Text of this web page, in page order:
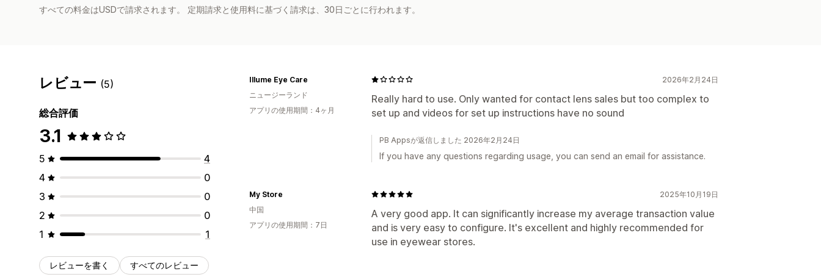
すべての料金はUSDで請求されます。 定期請求と使用料に基づく請求は、30日ごとに行われます。
レビュー (5)
総合評価
3.1
5
4
4
0
3
0
2
0
1
1
レビューを書く すべてのレビュー
2026年2月24日
Really hard to use. Only wanted for contact lens sales but too complex to
set up and videos for set up instructions have no sound
Illume Eye Care
ニュージーランド
アプリの使用期間：4ヶ月
PB Appsが返信しました 2026年2月24日
If you have any questions regarding usage, you can send an email for assistance.
2025年10月19日
A very good app. It can significantly increase my average transaction value
and is very easy to configure. It's excellent and highly recommended for
use in eyewear stores.
My Store
中国
アプリの使用期間：7日